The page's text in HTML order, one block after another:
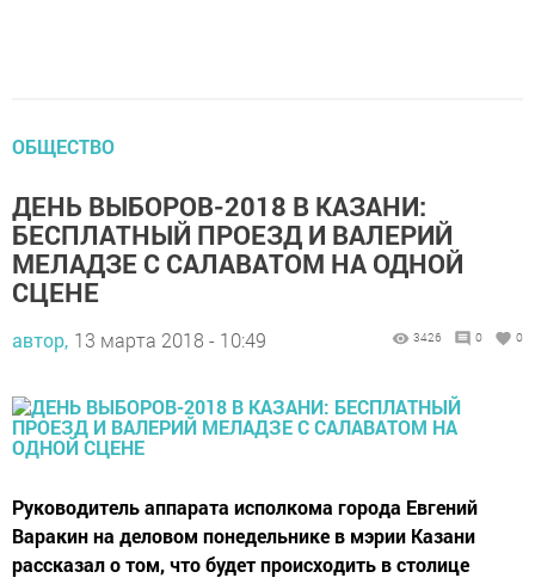
ОБЩЕСТВО
ДЕНЬ ВЫБОРОВ-2018 В КАЗАНИ:
БЕСПЛАТНЫЙ ПРОЕЗД И ВАЛЕРИЙ
МЕЛАДЗЕ С САЛАВАТОМ НА ОДНОЙ
СЦЕНЕ
автор, 13 марта 2018 - 10:49 3426 0 0
Руководитель аппарата исполкома города Евгений
Варакин на деловом понедельнике в мэрии Казани
рассказал о том, что будет происходить в столице